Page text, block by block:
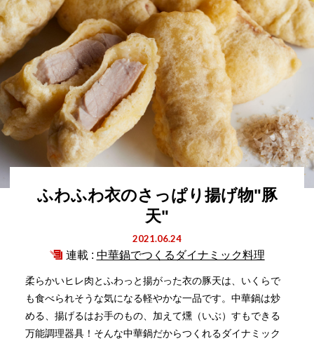
ふわふわ衣のさっぱり揚げ物"豚
天"
2021.06.24
連載 : 中華鍋でつくるダイナミック料理
柔らかいヒレ肉とふわっと揚がった衣の豚天は、いくらで
も食べられそうな気になる軽やかな一品です。中華鍋は炒
める、揚げるはお手のもの、加えて燻（いぶ）すもできる
万能調理器具！そんな中華鍋だからつくれるダイナミック